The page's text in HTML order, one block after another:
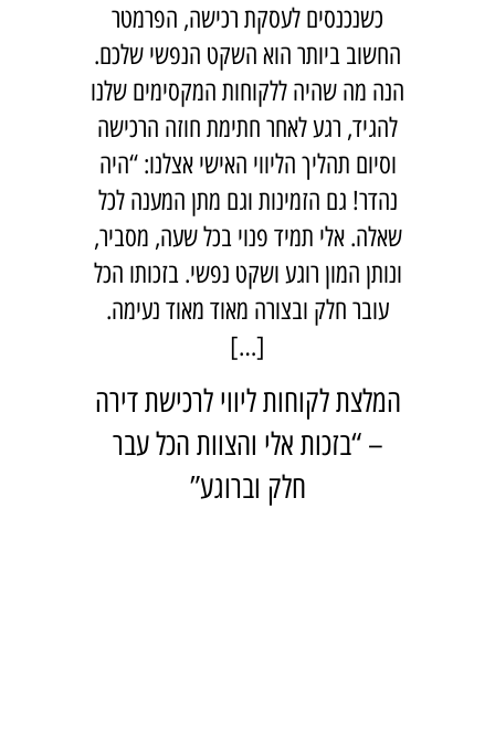
כשנכנסים לעסקת רכישה, הפרמטר
החשוב ביותר הוא השקט הנפשי שלכם.
הנה מה שהיה ללקוחות המקסימים שלנו
להגיד, רגע לאחר חתימת חוזה הרכישה
וסיום תהליך הליווי האישי אצלנו: “היה
נהדר! גם הזמינות וגם מתן המענה לכל
שאלה. אלי תמיד פנוי בכל שעה, מסביר,
ונותן המון רוגע ושקט נפשי. בזכותו הכל
עובר חלק ובצורה מאוד מאוד נעימה.
[…]
המלצת לקוחות ליווי לרכישת דירה
– “בזכות אלי והצוות הכל עבר
חלק וברוגע”